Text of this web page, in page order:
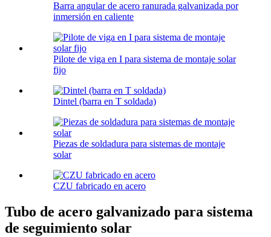
Barra angular de acero ranurada galvanizada por
inmersión en caliente
Pilote de viga en I para sistema de montaje solar
fijo
Dintel (barra en T soldada)
Piezas de soldadura para sistemas de montaje
solar
CZU fabricado en acero
Tubo de acero galvanizado para sistema
de seguimiento solar